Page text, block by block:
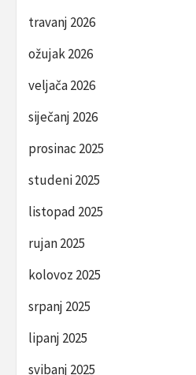
travanj 2026
ožujak 2026
veljača 2026
siječanj 2026
prosinac 2025
studeni 2025
listopad 2025
rujan 2025
kolovoz 2025
srpanj 2025
lipanj 2025
svibanj 2025